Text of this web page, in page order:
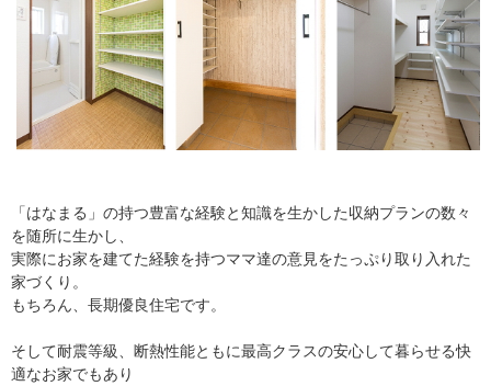
「はなまる」の持つ豊富な経験と知識を生かした収納プランの数々
を随所に生かし、
実際にお家を建てた経験を持つママ達の意見をたっぷり取り入れた
家づくり。
もちろん、長期優良住宅です。
そして耐震等級、断熱性能ともに最高クラスの安心して暮らせる快
適なお家でもあり